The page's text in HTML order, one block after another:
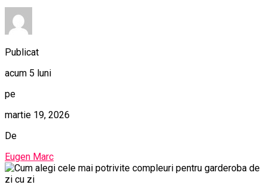
Publicat
acum 5 luni
pe
martie 19, 2026
De
Eugen Marc